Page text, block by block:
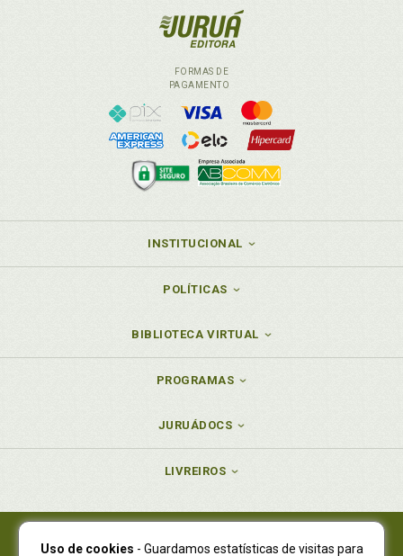
FORMAS DE
PAGAMENTO
INSTITUCIONAL
POLÍTICAS
BIBLIOTECA VIRTUAL
PROGRAMAS
JURUÁDOCS
LIVREIROS
Uso de cookies - Guardamos estatísticas de visitas para